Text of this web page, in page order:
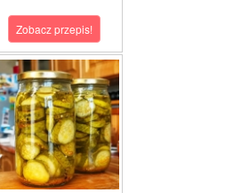
Zobacz przepis!